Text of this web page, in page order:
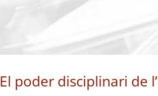
El poder disciplinari de